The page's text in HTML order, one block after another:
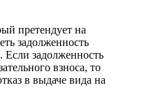
претендует на
задолженность
задолженность
взноса, то
в выдаче вида на